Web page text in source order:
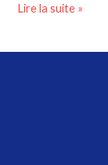
Lire la suite »